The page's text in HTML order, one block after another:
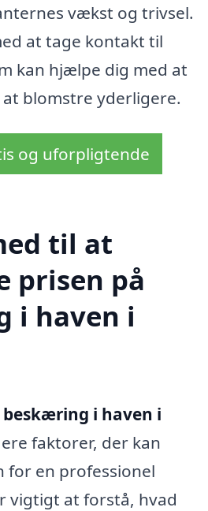
vækst og trivsel.
at tage kontakt til
kan hjælpe dig med at
blomstre yderligere.
og uforpligtende
til at
prisen på
i haven i
beskæring i haven i
faktorer, der kan
for en professionel
vigtigt at forstå, hvad